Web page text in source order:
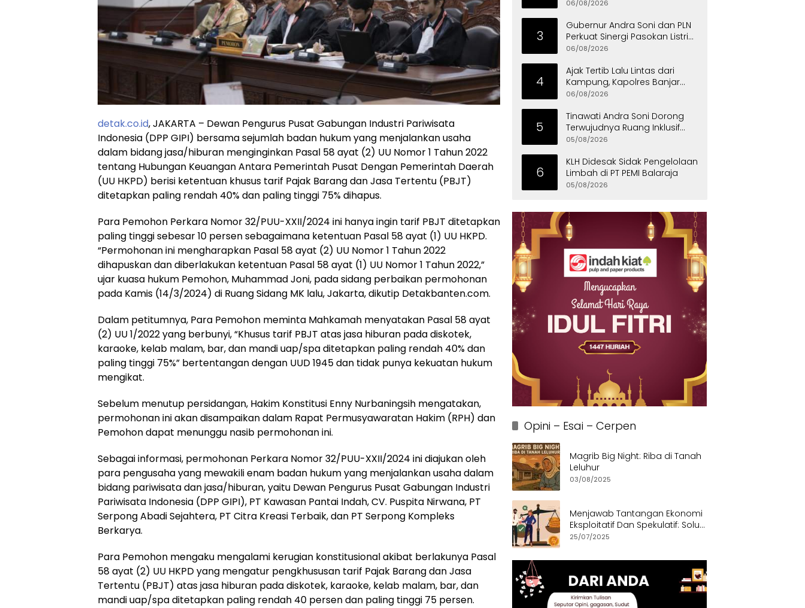
detak.co.id, JAKARTA – Dewan Pengurus Pusat Gabungan Industri Pariwisata
Indonesia (DPP GIPI) bersama sejumlah badan hukum yang menjalankan usaha
dalam bidang jasa/hiburan menginginkan Pasal 58 ayat (2) UU Nomor 1 Tahun 2022
tentang Hubungan Keuangan Antara Pemerintah Pusat Dengan Pemerintah Daerah
(UU HKPD) berisi ketentuan khusus tarif Pajak Barang dan Jasa Tertentu (PBJT)
ditetapkan paling rendah 40% dan paling tinggi 75% dihapus.
Para Pemohon Perkara Nomor 32/PUU-XXII/2024 ini hanya ingin tarif PBJT ditetapkan
paling tinggi sebesar 10 persen sebagaimana ketentuan Pasal 58 ayat (1) UU HKPD.
“Permohonan ini mengharapkan Pasal 58 ayat (2) UU Nomor 1 Tahun 2022
dihapuskan dan diberlakukan ketentuan Pasal 58 ayat (1) UU Nomor 1 Tahun 2022,”
ujar kuasa hukum Pemohon, Muhammad Joni, pada sidang perbaikan permohonan
pada Kamis (14/3/2024) di Ruang Sidang MK lalu, Jakarta, dikutip Detakbanten.com.
Dalam petitumnya, Para Pemohon meminta Mahkamah menyatakan Pasal 58 ayat
(2) UU 1/2022 yang berbunyi, “Khusus tarif PBJT atas jasa hiburan pada diskotek,
karaoke, kelab malam, bar, dan mandi uap/spa ditetapkan paling rendah 40% dan
paling tinggi 75%” bertentangan dengan UUD 1945 dan tidak punya kekuatan hukum
mengikat.
Sebelum menutup persidangan, Hakim Konstitusi Enny Nurbaningsih mengatakan,
permohonan ini akan disampaikan dalam Rapat Permusyawaratan Hakim (RPH) dan
Pemohon dapat menunggu nasib permohonan ini.
Sebagai informasi, permohonan Perkara Nomor 32/PUU-XXII/2024 ini diajukan oleh
para pengusaha yang mewakili enam badan hukum yang menjalankan usaha dalam
bidang pariwisata dan jasa/hiburan, yaitu Dewan Pengurus Pusat Gabungan Industri
Pariwisata Indonesia (DPP GIPI), PT Kawasan Pantai Indah, CV. Puspita Nirwana, PT
Serpong Abadi Sejahtera, PT Citra Kreasi Terbaik, dan PT Serpong Kompleks
Berkarya.
Para Pemohon mengaku mengalami kerugian konstitusional akibat berlakunya Pasal
58 ayat (2) UU HKPD yang mengatur pengkhususan tarif Pajak Barang dan Jasa
Tertentu (PBJT) atas jasa hiburan pada diskotek, karaoke, kelab malam, bar, dan
mandi uap/spa ditetapkan paling rendah 40 persen dan paling tinggi 75 persen.
06/08/2026
3
Gubernur Andra Soni dan PLN
Perkuat Sinergi Pasokan Listrik
untuk Dukung Investasi
06/08/2026
4
Ajak Tertib Lalu Lintas dari
Kampung, Kapolres Banjar
Turun Langsung Gotong
06/08/2026
5
Tinawati Andra Soni Dorong
Terwujudnya Ruang Inklusif
bagi Anak Berkebutuhan
05/08/2026
6
KLH Didesak Sidak Pengelolaan
Limbah di PT PEMI Balaraja
05/08/2026
Opini – Esai – Cerpen
Magrib Big Night: Riba di Tanah
Leluhur
03/08/2025
Menjawab Tantangan Ekonomi
Eksploitatif Dan Spekulatif: Solusi
Etis dan Berkeadilan
25/07/2025